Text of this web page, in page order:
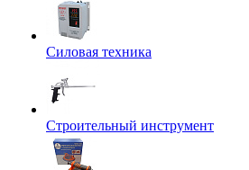
Силовая техника
Строительный инструмент